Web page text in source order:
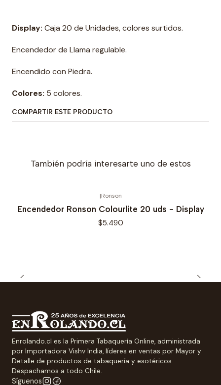
Display: Caja 20 de Unidades, colores surtidos.
Encendedor de Llama regulable.
Encendido con Piedra.
Colores: 5 colores.
COMPARTIR ESTE PRODUCTO
También podría interesarte uno de estos
|Ronson
Encendedor Ronson Colourlite 20 uds - Display
$5.490
Enrolando.cl es la Primera Tabaquería Online, administrada
por Importadora Vishv India, líderes en ventas por Mayor y
Detalle de productos de tabaquería y esotéricos.
Despachamos a todo Chile.
Síguenos